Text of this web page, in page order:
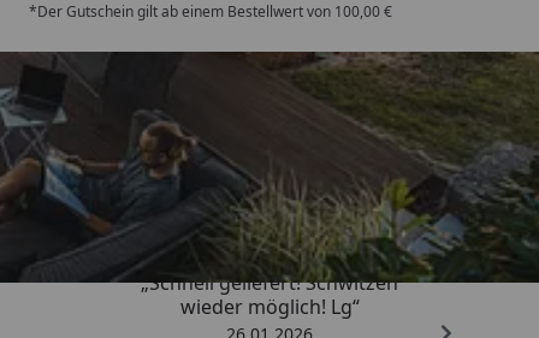
*Der Gutschein gilt ab einem Bestellwert von 100,00 €
Trusted Shops
„Schnell geliefert! Schwitzen
wieder möglich! Lg“